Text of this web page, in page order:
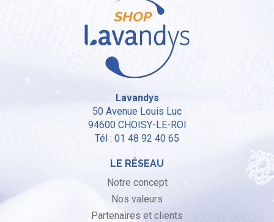
Lavandys
50 Avenue Louis Luc
94600 CHOISY-LE-ROI
Tél : 01 48 92 40 65
LE RÉSEAU
Notre concept
Nos valeurs
Partenaires et clients